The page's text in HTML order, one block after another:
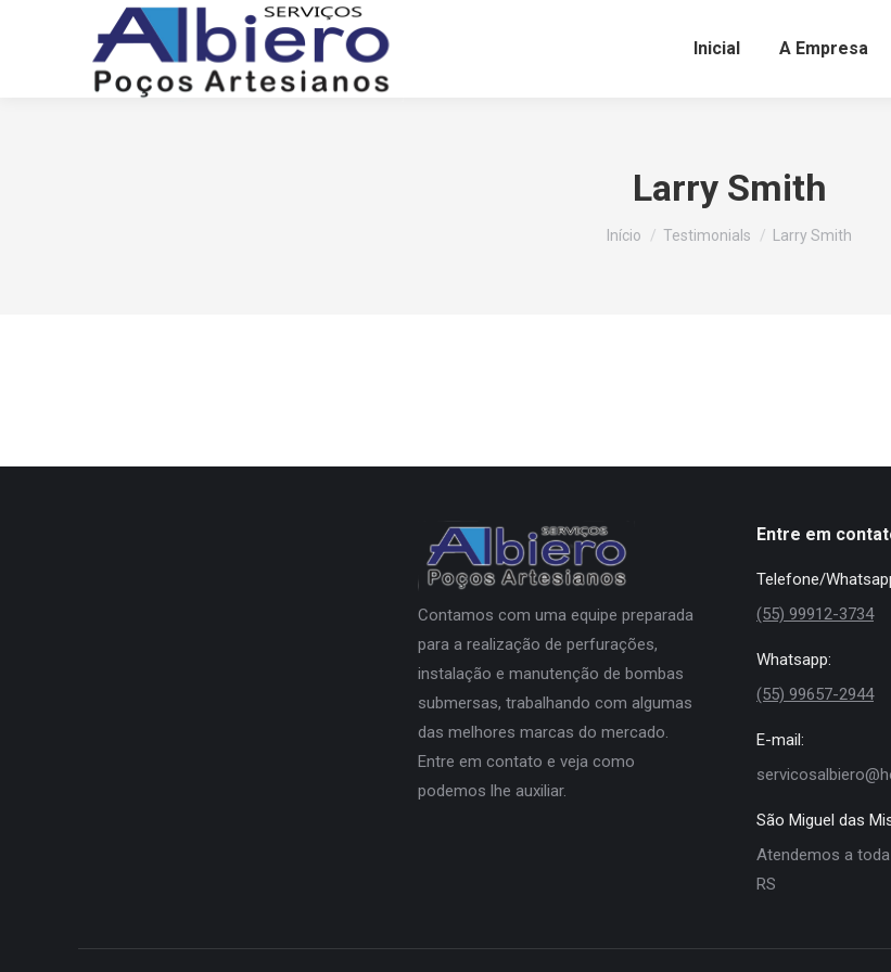
Inicial A Empresa
Larry Smith
Você está aqui:
Início Testimonials Larry Smith
Contamos com uma equipe preparada
para a realização de perfurações,
instalação e manutenção de bombas
submersas, trabalhando com algumas
das melhores marcas do mercado.
Entre em contato e veja como
podemos lhe auxiliar.
Entre em
Telefone/
(55) 99912-3734
Whatsapp:
(55) 99657-2944
E-mail:
São Miguel das
Atendemos a
RS